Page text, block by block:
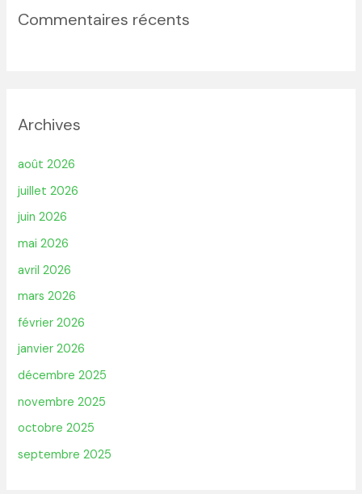
Commentaires récents
Archives
août 2026
juillet 2026
juin 2026
mai 2026
avril 2026
mars 2026
février 2026
janvier 2026
décembre 2025
novembre 2025
octobre 2025
septembre 2025